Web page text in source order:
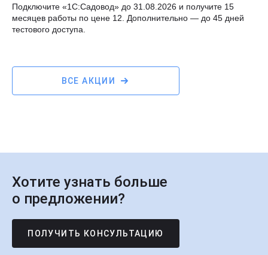
Подключите «1С:Садовод» до 31.08.2026 и получите 15
месяцев работы по цене 12. Дополнительно — до 45 дней
тестового доступа.
ВСЕ АКЦИИ
Хотите узнать больше
о предложении?
ПОЛУЧИТЬ КОНСУЛЬТАЦИЮ